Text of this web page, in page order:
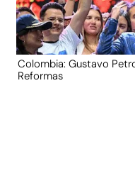
Colombia: Gustavo
Reformas